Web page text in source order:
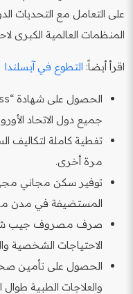
على التعامل مع التحديات
المنظمات العالمية الكبرى
اقرأ أيضاً: التطوع في آيسلندا
جميع دول الاتحاد
تغطية كاملة لتكاليف
مرة أخرى.
توفير سكن مجاني
المستضيفة في مدن
الاحتياجات الشخصية
الحصول على تأمين
والعلاجات الطبية طوال